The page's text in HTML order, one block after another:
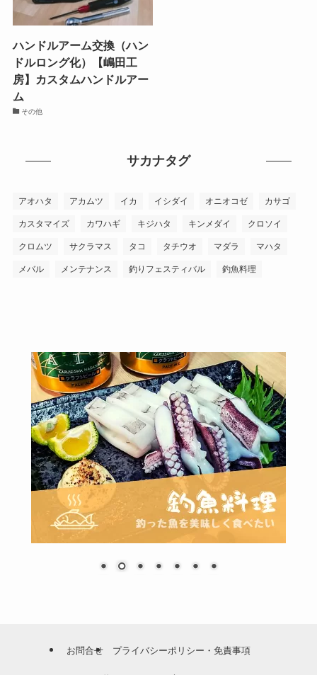
ハンドルアーム交換（ハン
ドルロング化）【嶋田工
房】カスタムハンドルアー
ム
その他
サカナタグ
アオハタ アカムツ イカ イシダイ オニオコゼ カサゴ
カスタマイズ カワハギ キジハタ キンメダイ クロソイ
クロムツ サクラマス タコ タチウオ マダラ マハタ
メバル メンテナンス 釣りフェスティバル 釣魚料理
お問合せ プライバシーポリシー・免責事項